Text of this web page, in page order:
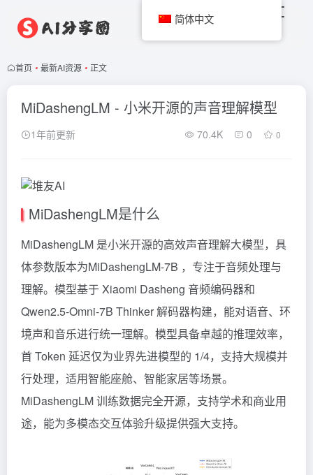
首页 • 最新AI资源 • 正文
MiDashengLM - 小米开源的声音理解模型
1年前更新 70.4K 0 0
MiDashengLM是什么
MiDashengLM 是小米开源的高效声音理解大模型，具
体参数版本为MiDashengLM-7B ，专注于音频处理与
理解。模型基于 Xiaomi Dasheng 音频编码器和
Qwen2.5-Omni-7B Thinker 解码器构建，能对语音、环
境声和音乐进行统一理解。模型具备卓越的推理效率，
首Token 延迟仅为业界先进模型的 1/4，支持大规模并
行处理，适用智能座舱、智能家居等场景。
MiDashengLM 训练数据完全开源，支持学术和商业用
途，能为多模态交互体验升级提供强大支持。
简体中文